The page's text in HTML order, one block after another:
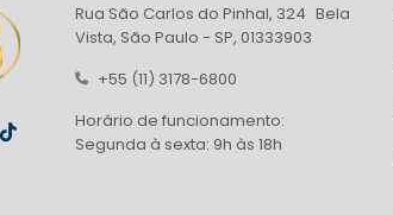
Rua São Carlos do Pinhal, 324 Bela
Vista, São Paulo - SP, 01333903
+55 (11) 3178-6800
Horário de funcionamento:
Segunda à sexta: 9h às 18h